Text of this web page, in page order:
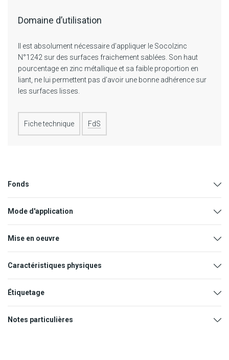
Domaine d’utilisation
Il est absolument nécessaire d’appliquer le Socolzinc
N°1242 sur des surfaces fraichement sablées. Son haut
pourcentage en zinc métallique et sa faible proportion en
liant, ne lui permettent pas d’avoir une bonne adhérence sur
les surfaces lisses.
Fiche technique FdS
Fonds
Mode d'application
Mise en oeuvre
Caractéristiques physiques
Base du liant
Diluant
Étiquetage
Notes particulières